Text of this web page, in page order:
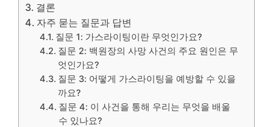
결론
자주 묻는 질문과 답변
질문 1: 가스라이팅이란 무엇인가요?
질문 2: 백원장의 사망 사건의 주요 원인은 무
엇인가요?
질문 3: 어떻게 가스라이팅을 예방할 수 있을
까요?
질문 4: 이 사건을 통해 우리는 무엇을 배울
수 있나요?